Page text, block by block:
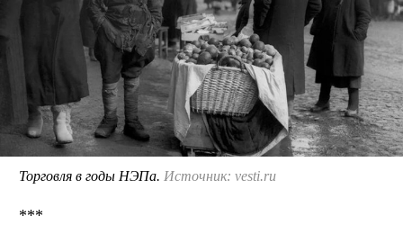
Торговля в годы НЭПа. Источник: vesti.ru
***